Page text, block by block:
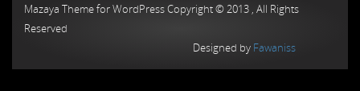
Mazaya Theme for WordPress Copyright © 2013 , All Rights
Reserved
Designed by Fawaniss